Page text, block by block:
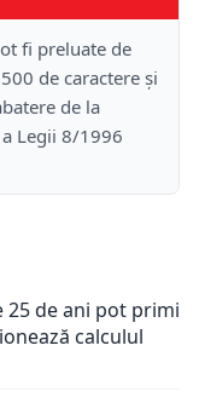
fi preluate de
de caractere și
de la
Legii 8/1996
25 de ani pot primi
calculul